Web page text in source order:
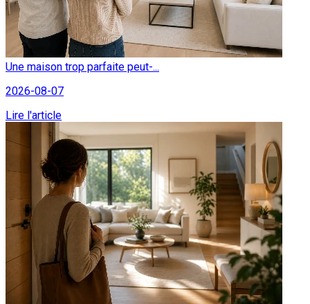
Une maison trop parfaite peut-...
2026-08-07
Lire l'article